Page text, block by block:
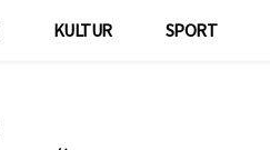
KULTUR SPORT